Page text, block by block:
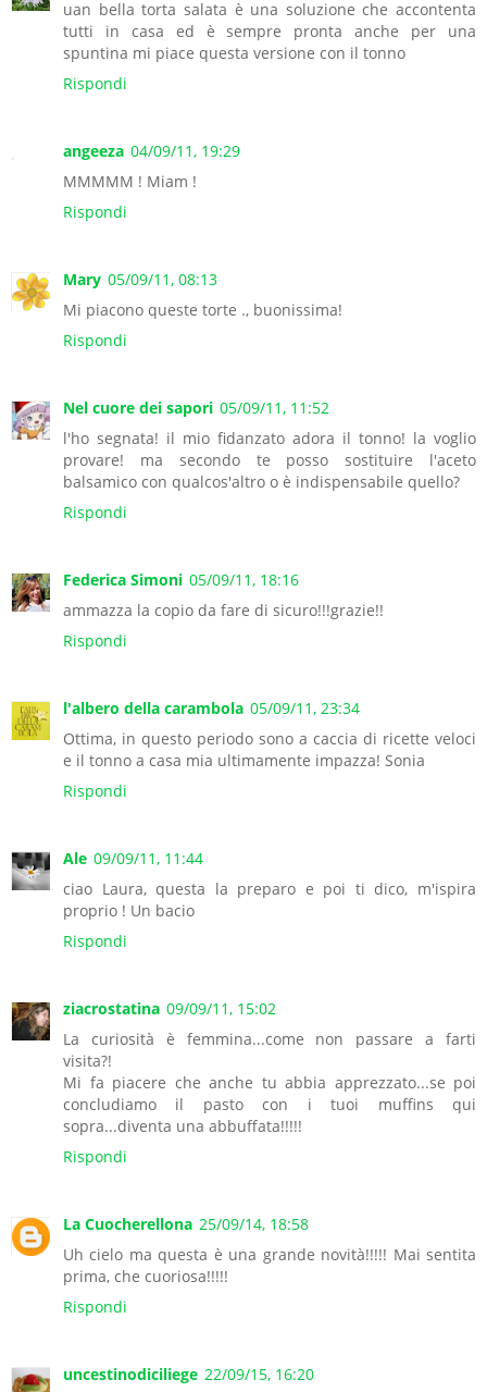
uan bella torta salata è una soluzione che accontenta
tutti in casa ed è sempre pronta anche per una
spuntina mi piace questa versione con il tonno
Rispondi
angeeza 04/09/11, 19:29
MMMMM ! Miam !
Rispondi
Mary 05/09/11, 08:13
Mi piacono queste torte ., buonissima!
Rispondi
Nel cuore dei sapori 05/09/11, 11:52
l'ho segnata! il mio fidanzato adora il tonno! la voglio
provare! ma secondo te posso sostituire l'aceto
balsamico con qualcos'altro o è indispensabile quello?
Rispondi
Federica Simoni 05/09/11, 18:16
ammazza la copio da fare di sicuro!!!grazie!!
Rispondi
l'albero della carambola 05/09/11, 23:34
Ottima, in questo periodo sono a caccia di ricette veloci
e il tonno a casa mia ultimamente impazza! Sonia
Rispondi
Ale 09/09/11, 11:44
ciao Laura, questa la preparo e poi ti dico, m'ispira
proprio ! Un bacio
Rispondi
ziacrostatina 09/09/11, 15:02
La curiosità è femmina...come non passare a farti
visita?!
Mi fa piacere che anche tu abbia apprezzato...se poi
concludiamo il pasto con i tuoi muffins qui
sopra...diventa una abbuffata!!!!!
Rispondi
La Cuocherellona 25/09/14, 18:58
Uh cielo ma questa è una grande novità!!!!! Mai sentita
prima, che cuoriosa!!!!!
Rispondi
uncestinodiciliege 22/09/15, 16:20